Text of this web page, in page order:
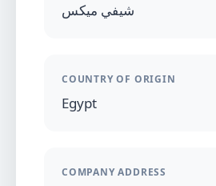
شيفي ميكس
COUNTRY OF ORIGIN
Egypt
COMPANY ADDRESS